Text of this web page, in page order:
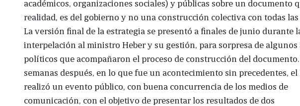
académicos, organizaciones sociales) y públicas sobre un documento
realidad, es del gobierno y no una construcción colectiva con todas las
La versión final de la estrategia se presentó a finales de junio durante
interpelación al ministro Heber y su gestión, para sorpresa de algunos
políticos que acompañaron el proceso de construcción del documento.
semanas después, en lo que fue un acontecimiento sin precedentes, el
realizó un evento público, con buena concurrencia de los medios de
comunicación, con el objetivo de presentar los resultados de dos